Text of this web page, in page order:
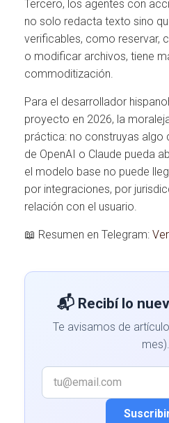
Tercero, los agentes con
no solo redacta texto sino
verificables, como reservar,
o modificar archivos, tiene
commoditización.
Para el desarrollador
proyecto en 2026, la
práctica: no construyas algo
de OpenAI o Claude pueda
el modelo base no puede
por integraciones, por
relación con el usuario.
📖 Resumen en Telegram:
📬 Recibí lo
Te avisamos de
mes).